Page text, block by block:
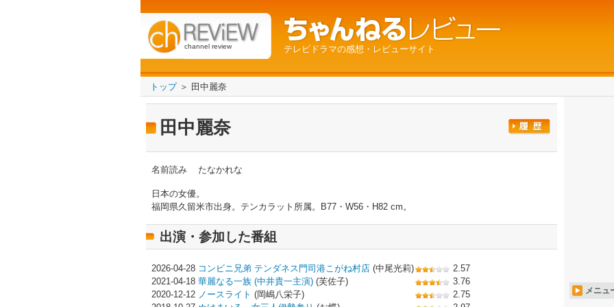
channel review テレビドラマの感想・レビューサイト
トップ＞ 田中麗奈
田中麗奈
名前読み たなかれな
日本の女優。
福岡県久留米市出身。テンカラット所属。B77・W56・H82 cm。
出演・参加した番組
2026-04-28 コンビニ兄弟 テンダネス門司港こがね村店 (中尾光莉)
2.57
2021-04-18 華麗なる一族 (中井貴一主演) (芙佐子)
3.76
2020-12-12 ノースライト (岡嶋八栄子)
2.75
メニュ